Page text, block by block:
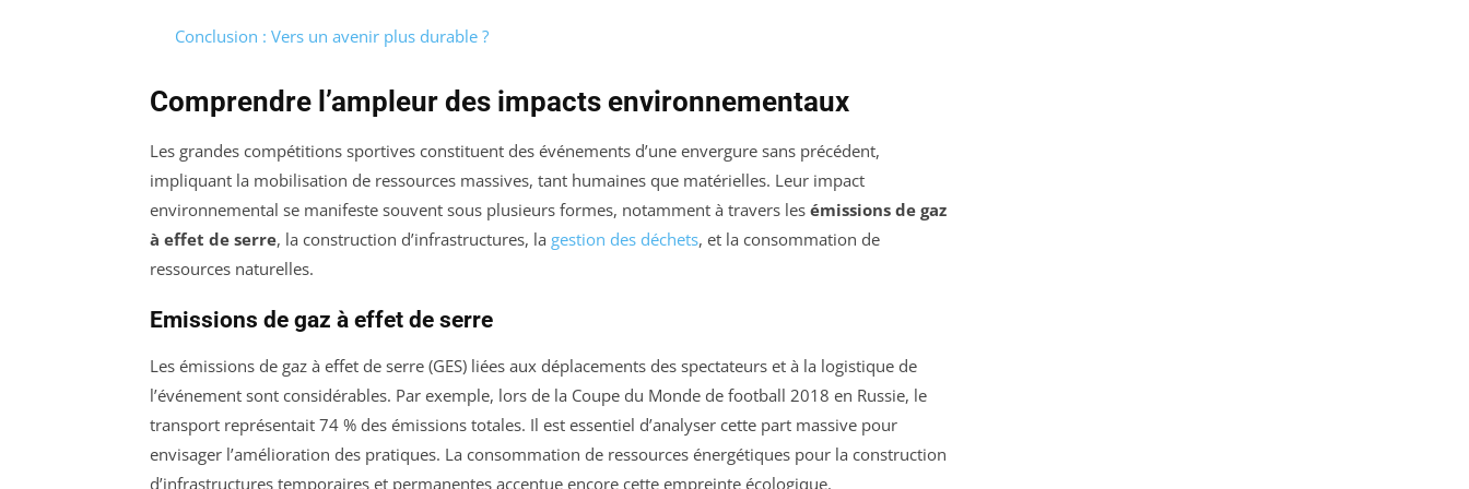
Conclusion : Vers un avenir plus durable ?
Comprendre l’ampleur des impacts environnementaux
Les grandes compétitions sportives constituent des événements d’une envergure sans précédent,
impliquant la mobilisation de ressources massives, tant humaines que matérielles. Leur impact
environnemental se manifeste souvent sous plusieurs formes, notamment à travers les émissions de gaz
à effet de serre, la construction d’infrastructures, la gestion des déchets, et la consommation de
ressources naturelles.
Emissions de gaz à effet de serre
Les émissions de gaz à effet de serre (GES) liées aux déplacements des spectateurs et à la logistique de
l’événement sont considérables. Par exemple, lors de la Coupe du Monde de football 2018 en Russie, le
transport représentait 74 % des émissions totales. Il est essentiel d’analyser cette part massive pour
envisager l’amélioration des pratiques. La consommation de ressources énergétiques pour la construction
d’infrastructures temporaires et permanentes accentue encore cette empreinte écologique.